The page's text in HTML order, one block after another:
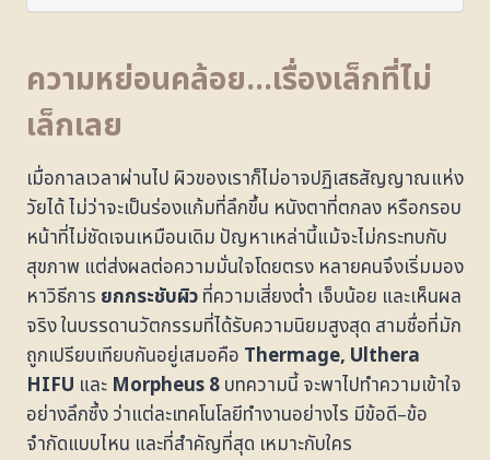
ความหย่อนคล้อย…เรื่องเล็กที่ไม่
เล็กเลย
เมื่อกาลเวลาผ่านไป ผิวของเราก็ไม่อาจปฏิเสธสัญญาณแห่ง
วัยได้ ไม่ว่าจะเป็นร่องแก้มที่ลึกขึ้น หนังตาที่ตกลง หรือกรอบ
หน้าที่ไม่ชัดเจนเหมือนเดิม ปัญหาเหล่านี้แม้จะไม่กระทบกับ
สุขภาพ แต่ส่งผลต่อความมั่นใจโดยตรง หลายคนจึงเริ่มมอง
หาวิธีการ ยกกระชับผิวที่ความเสี่ยงต่ำ เจ็บน้อย และเห็นผล
จริง ในบรรดานวัตกรรมที่ได้รับความนิยมสูงสุด สามชื่อที่มัก
ถูกเปรียบเทียบกันอยู่เสมอคือ Thermage, Ulthera
HIFU และ Morpheus 8บทความนี้ จะพาไปทำความเข้าใจ
อย่างลึกซึ้ง ว่าแต่ละเทคโนโลยีทำงานอย่างไร มีข้อดี–ข้อ
จำกัดแบบไหน และที่สำคัญที่สุด เหมาะกับใคร